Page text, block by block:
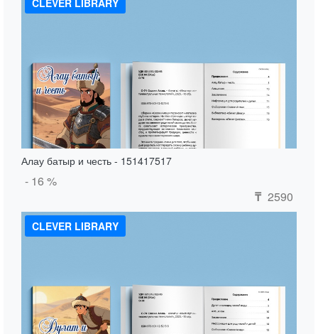
CLEVER LIBRARY
Алау батыр и честь - 151417517
- 16 %
₸ 2590
CLEVER LIBRARY